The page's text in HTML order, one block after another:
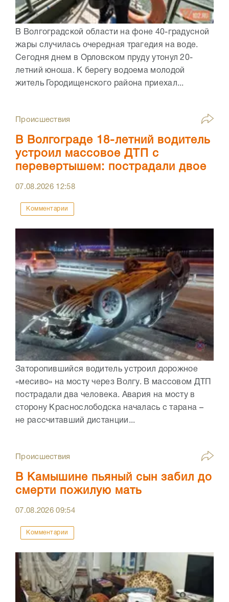
В Волгоградской области на фоне 40-градусной
жары случилась очередная трагедия на воде.
Сегодня днем в Орловском пруду утонул 20-
летний юноша. К берегу водоема молодой
житель Городищенского района приехал...
Происшествия
В Волгограде 18-летний водитель
устроил массовое ДТП с
перевертышем: пострадали двое
07.08.2026 12:58
Комментарии
Заторопившийся водитель устроил дорожное
«месиво» на мосту через Волгу. В массовом ДТП
пострадали два человека. Авария на мосту в
сторону Краснослободска началась с тарана –
не рассчитавший дистанции...
Происшествия
В Камышине пьяный сын забил до
смерти пожилую мать
07.08.202609:54
Комментарии